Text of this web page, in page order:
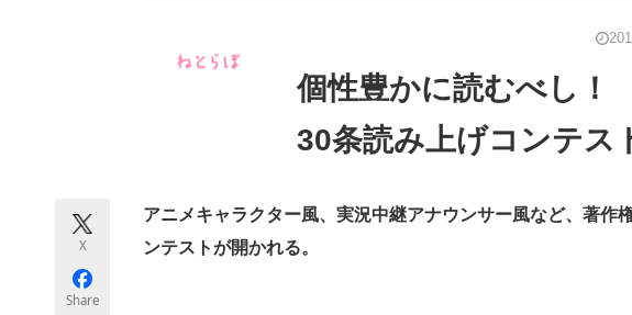
ITエンジニア向け専門サイト 企業向けIT製品の総合サイト
個性豊かに読むべし
30条読み上げコンテス
X
Share
アニメキャラクター風、実況中継アナウンサー風など、著作
ンテストが開かれる。